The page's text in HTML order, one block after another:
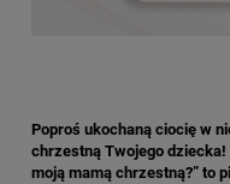
Poproś ukochaną ciocię w
chrzestną Twojego
moją mamą chrzestną?” to